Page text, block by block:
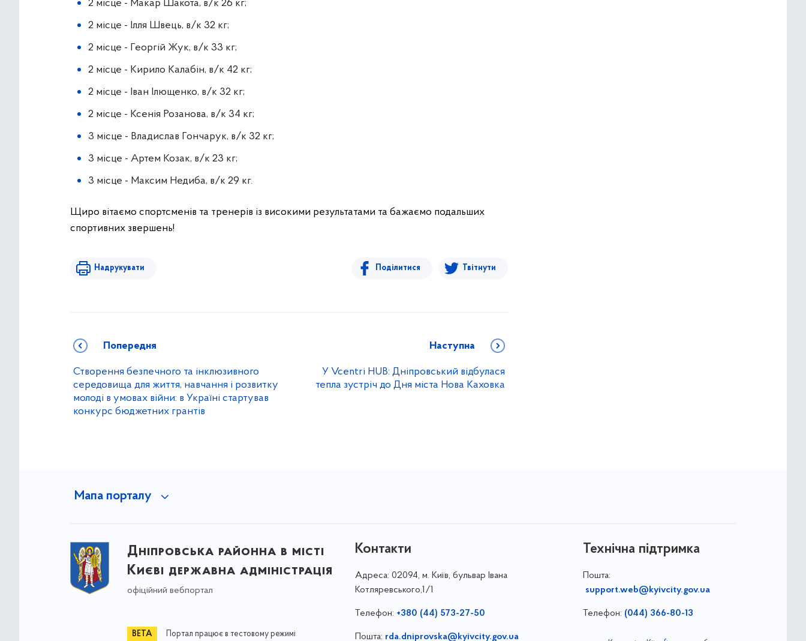
2 місце - Макар Шакота, в/к 26 кг;
2 місце - Ілля Швець, в/к 32 кг;
2 місце - Георгій Жук, в/к 33 кг;
2 місце - Кирило Калабін, в/к 42 кг;
2 місце - Іван Ілющенко, в/к 32 кг;
2 місце - Ксенія Розанова, в/к 34 кг;
3 місце - Владислав Гончарук, в/к 32 кг;
3 місце - Артем Козак, в/к 23 кг;
3 місце - Максим Недиба, в/к 29 кг.
Щиро вітаємо спортсменів та тренерів із високими результатами та бажаємо подальших
спортивних звершень!
Надрукувати Поділитися Твітнути
Попередня
Створення безпечного та інклюзивного
середовища для життя, навчання і розвитку
молоді в умовах війни: в Україні стартував
конкурс бюджетних грантів
Наступна
У Vcentri HUB: Дніпровський відбулася
тепла зустріч до Дня міста Нова Каховка
Мапа порталу
Дніпровська районна в місті
Києві державна адміністрація
офіційний вебпортал
Портал працює в тестовому режимі
Контакти
Адреса: 02094, м. Київ, бульвар Івана
Котляревського,1/1
Телефон: +380 (44) 573-27-50
Пошта: rda.dniprovska@kyivcity.gov.ua
Технічна підтримка
Пошта:
support.web@kyivcity.gov.ua
Телефон: (044) 366-80-13